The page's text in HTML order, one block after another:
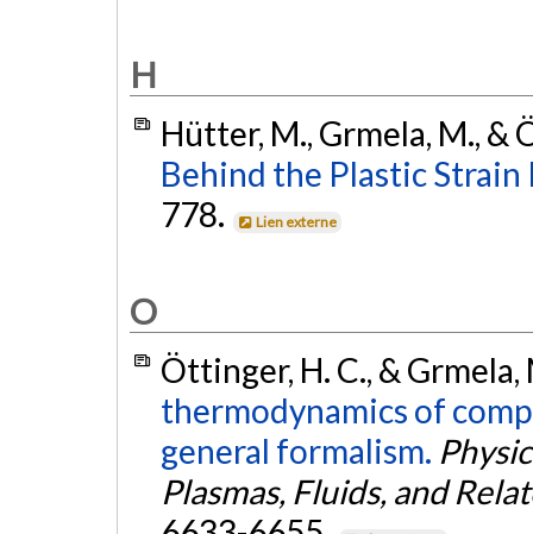
H
Hütter, M., Grmela, M., &
Behind the Plastic Strain
778.
Lien externe
O
Öttinger, H. C., &
thermodynamics of
general formalism.
Plasmas, Fluids, and